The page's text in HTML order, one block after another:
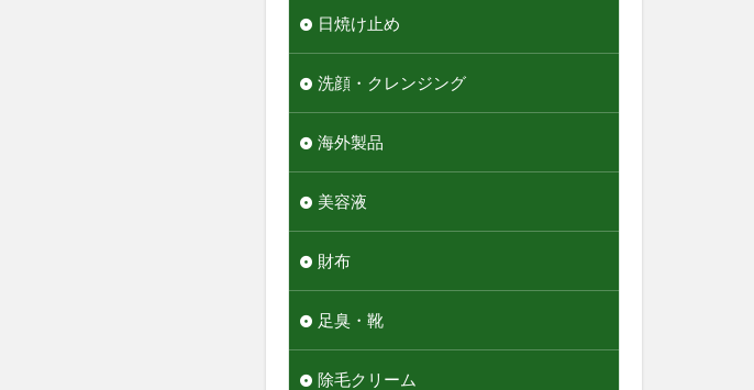
日焼け止め
洗顔・クレンジング
海外製品
美容液
財布
足臭・靴
除毛クリーム